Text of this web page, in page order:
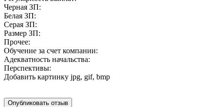
Черная ЗП:
Белая ЗП:
Серая ЗП:
Размер ЗП:
Прочее:
Обучение за счет компании:
Адекватность начальства:
Перспективы:
Добавить картинку jpg, gif, bmp